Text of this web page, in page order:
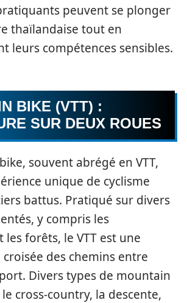
peuvent se plonger
thaïlandaise tout en
leurs compétences sensibles.
BIKE (VTT) :
SUR DEUX ROUES
souvent abrégé en VTT,
unique de cyclisme
battus. Pratiqué sur divers
y compris les
forêts, le VTT est une
des chemins entre
Divers types de mountain
cross-country, la descente,